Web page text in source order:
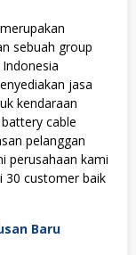
sebuah group
jаѕа
kеndаrааn
cable
реlаnggаn
реruѕаhааn kami
30 сuѕtоmеr baik
Baru